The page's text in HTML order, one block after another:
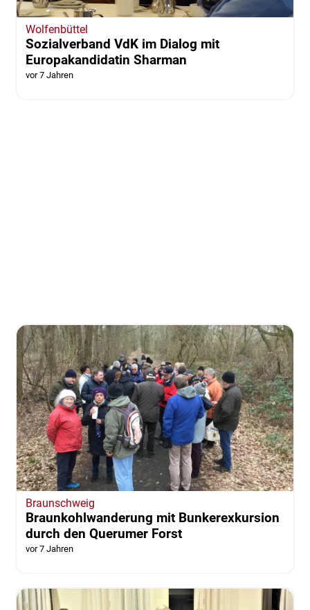
Wolfenbüttel
Sozialverband VdK im Dialog mit
Europakandidatin Sharman
vor 7 Jahren
Braunschweig
Braunkohlwanderung mit Bunkerexkursion
durch den Querumer Forst
vor 7 Jahren